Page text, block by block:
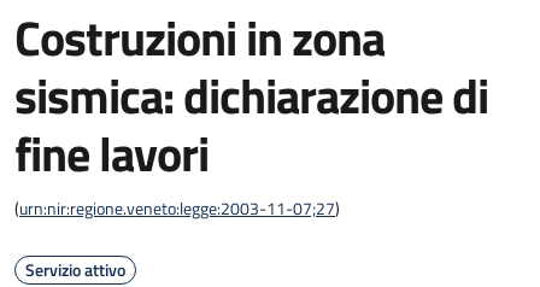
Costruzioni in zona
sismica: dichiarazione di
fine lavori
(urn:nir:regione.veneto:legge:2003-11-07;27)
Servizio attivo